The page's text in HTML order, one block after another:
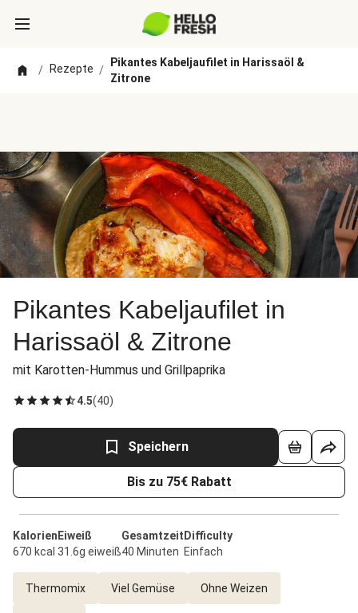
/ Rezepte /
Pikantes Kabeljaufilet in Harissaöl &
Zitrone
Pikantes Kabeljaufilet in
Harissaöl & Zitrone
mit Karotten-Hummus und Grillpaprika
4.5(40)
Speichern
Bis zu 75€ Rabatt
Kalorien
670 kcal
Eiweiß
31.6g eiweiß
Gesamtzeit
40 Minuten
Difficulty
Einfach
Thermomix Viel Gemüse Ohne Weizen